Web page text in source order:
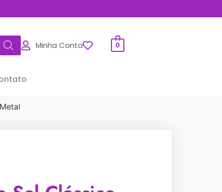
Minha Conta 0